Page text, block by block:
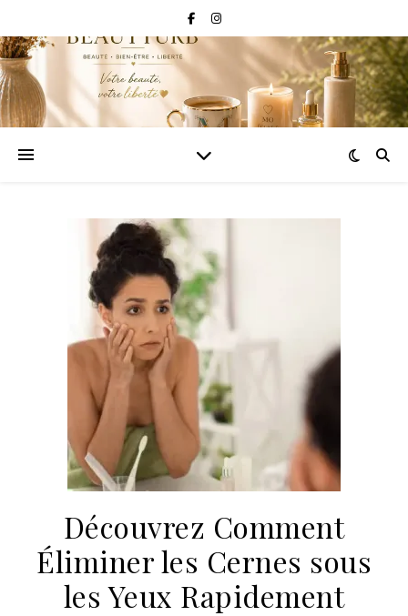
Découvrez Comment
Éliminer les Cernes sous
les Yeux Rapidement